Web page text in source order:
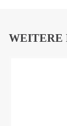
WEITERE